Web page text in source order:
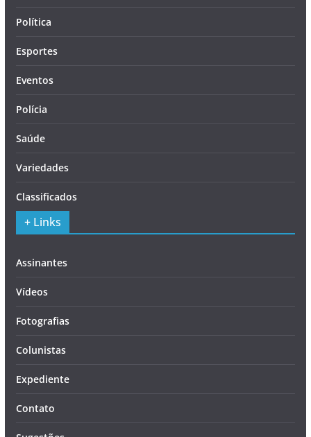
Política
Esportes
Eventos
Polícia
Saúde
Variedades
Classificados
+ Links
Assinantes
Vídeos
Fotografias
Colunistas
Expediente
Contato